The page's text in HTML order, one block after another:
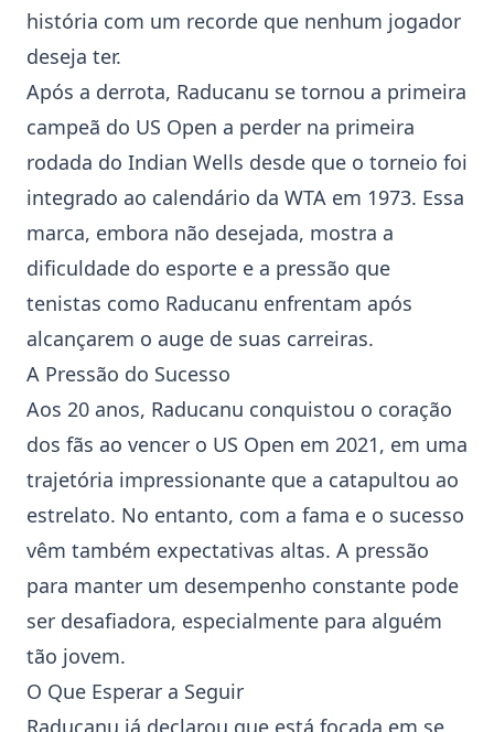
história com um recorde que nenhum jogador
deseja ter.
Após a derrota, Raducanu se tornou a primeira
campeã do US Open a perder na primeira
rodada do Indian Wells desde que o torneio foi
integrado ao calendário da WTA em 1973. Essa
marca, embora não desejada, mostra a
dificuldade do esporte e a pressão que
tenistas como Raducanu enfrentam após
alcançarem o auge de suas carreiras.
A Pressão do Sucesso
Aos 20 anos, Raducanu conquistou o coração
dos fãs ao vencer o US Open em 2021, em uma
trajetória impressionante que a catapultou ao
estrelato. No entanto, com a fama e o sucesso
vêm também expectativas altas. A pressão
para manter um desempenho constante pode
ser desafiadora, especialmente para alguém
tão jovem.
O Que Esperar a Seguir
Raducanu já declarou que está focada em se